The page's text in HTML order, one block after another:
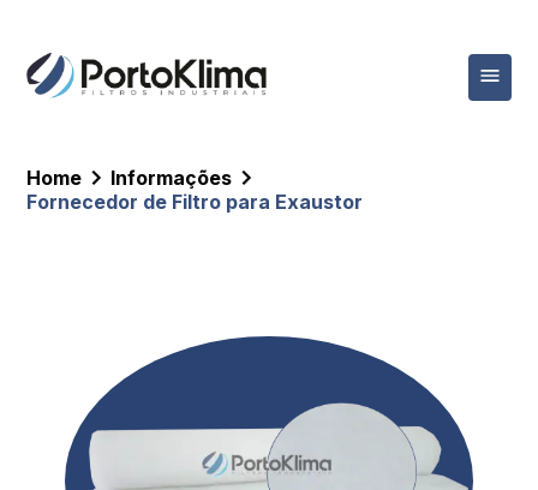
Home
Informações
Fornecedor de Filtro para Exaustor